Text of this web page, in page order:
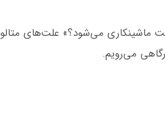
می‌شود؟» علت‌های
می‌رویم.